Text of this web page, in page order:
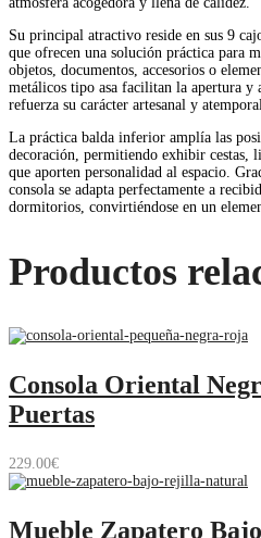
Su principal atractivo reside en sus 9
que ofrecen una solución práctica para
objetos, documentos, accesorios o
metálicos tipo asa facilitan la apertura y
refuerza su carácter artesanal y
La práctica balda inferior amplía las
decoración, permitiendo exhibir cestas,
que aporten personalidad al espacio.
consola se adapta perfectamente a
dormitorios, convirtiéndose en un
Productos
Consola Oriental
Puertas
229.00€
Mueble Zapatero